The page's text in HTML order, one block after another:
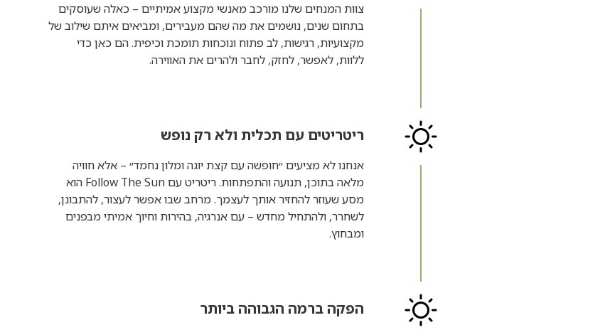
צוות המנחים שלנו מורכב מאנשי מקצוע אמיתיים – כאלה שעוסקים
בתחום שנים, נושמים את מה שהם מעבירים, ומביאים איתם שילוב של
מקצועיות, רגישות, לב פתוח ונוכחות תומכת וכיפית. הם כאן כדי
ללוות, לאפשר, לחזק, לחבר ולהרים את האווירה.
ריטריטים עם תכלית ולא רק נופש
אנחנו לא מציעים ״חופשה עם קצת יוגה ומלון נחמד״ – אלא חוויה
מלאה בתוכן, תנועה והתפתחות. ריטריט עם Follow The Sun הוא
מסע שעוזר להחזיר אותך לעצמך. מרחב שבו אפשר לעצור, להתבונן,
לשחרר, ולהתחיל מחדש – עם אנרגיה, בהירות וחיוך אמיתי מבפנים
ומבחוץ.
הפקה ברמה הגבוהה ביותר